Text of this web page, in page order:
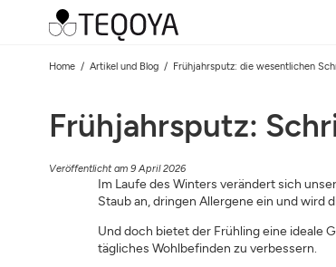
Home Artikel und Blog Frühjahrsputz: die wesentlichen
Frühjahrsputz:
Veröffentlicht am 9 April 2026
Im Laufe des Winters verändert sich
Staub an, dringen Allergene ein und wird
Und doch bietet der Frühling eine ideale
tägliches Wohlbefinden zu verbessern.